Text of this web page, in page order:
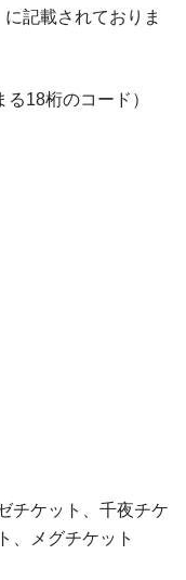
記載されておりま
18桁のコード）
チケット、千夜チケ
、メグチケット